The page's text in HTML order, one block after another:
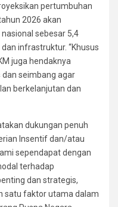
pertumbuhan
2026 akan
sebesar 5,4
infrastruktur. “Khusus
juga hendaknya
seimbang agar
berkelanjutan dan
dukungan penuh
Insentif dan/atau
sependapat dengan
terhadap
dan strategis,
satu faktor utama dalam